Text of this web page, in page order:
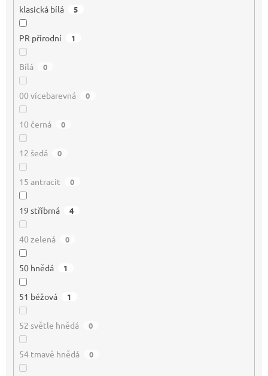
klasická bílá 5
PR přírodní 1
Bílá 0
00 vícebarevná 0
10 černá 0
12 šedá 0
15 antracit 0
19 stříbrná 4
40 zelená 0
50 hnědá 1
51 béžová 1
52 světle hnědá 0
54 tmavě hnědá 0